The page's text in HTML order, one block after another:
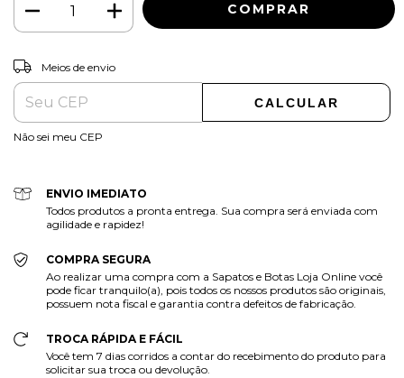
Entregas para o CEP:
Meios de envio
CALCULAR
Não sei meu CEP
ENVIO IMEDIATO
Todos produtos a pronta entrega. Sua compra será enviada com
agilidade e rapidez!
COMPRA SEGURA
Ao realizar uma compra com a Sapatos e Botas Loja Online você
pode ficar tranquilo(a), pois todos os nossos produtos são originais,
possuem nota fiscal e garantia contra defeitos de fabricação.
TROCA RÁPIDA E FÁCIL
Você tem 7 dias corridos a contar do recebimento do produto para
solicitar sua troca ou devolução.